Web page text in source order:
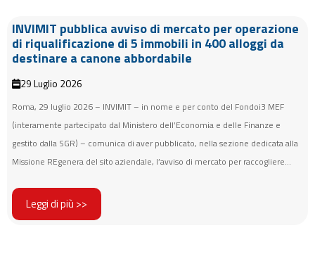
INVIMIT pubblica avviso di mercato per operazione
di riqualificazione di 5 immobili in 400 alloggi da
destinare a canone abbordabile
29 Luglio 2026
Roma, 29 luglio 2026 – INVIMIT – in nome e per conto del Fondoi3 MEF
(interamente partecipato dal Ministero dell’Economia e delle Finanze e
gestito dalla SGR) – comunica di aver pubblicato, nella sezione dedicata alla
Missione REgenera del sito aziendale, l’avviso di mercato per raccogliere...
Leggi di più >>